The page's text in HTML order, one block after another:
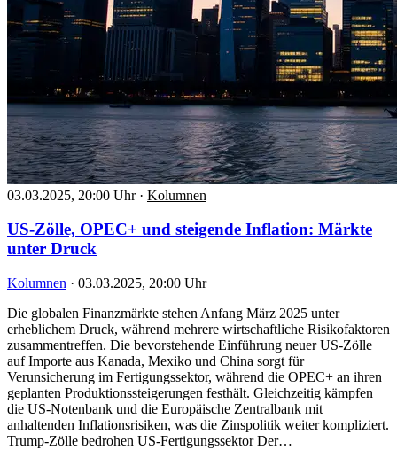
03.03.2025, 20:00 Uhr · Kolumnen
US-Zölle, OPEC+ und steigende Inflation: Märkte
unter Druck
Kolumnen · 03.03.2025, 20:00 Uhr
Die globalen Finanzmärkte stehen Anfang März 2025 unter
erheblichem Druck, während mehrere wirtschaftliche Risikofaktoren
zusammentreffen. Die bevorstehende Einführung neuer US-Zölle
auf Importe aus Kanada, Mexiko und China sorgt für
Verunsicherung im Fertigungssektor, während die OPEC+ an ihren
geplanten Produktionssteigerungen festhält. Gleichzeitig kämpfen
die US-Notenbank und die Europäische Zentralbank mit
anhaltenden Inflationsrisiken, was die Zinspolitik weiter kompliziert.
Trump-Zölle bedrohen US-Fertigungssektor Der…